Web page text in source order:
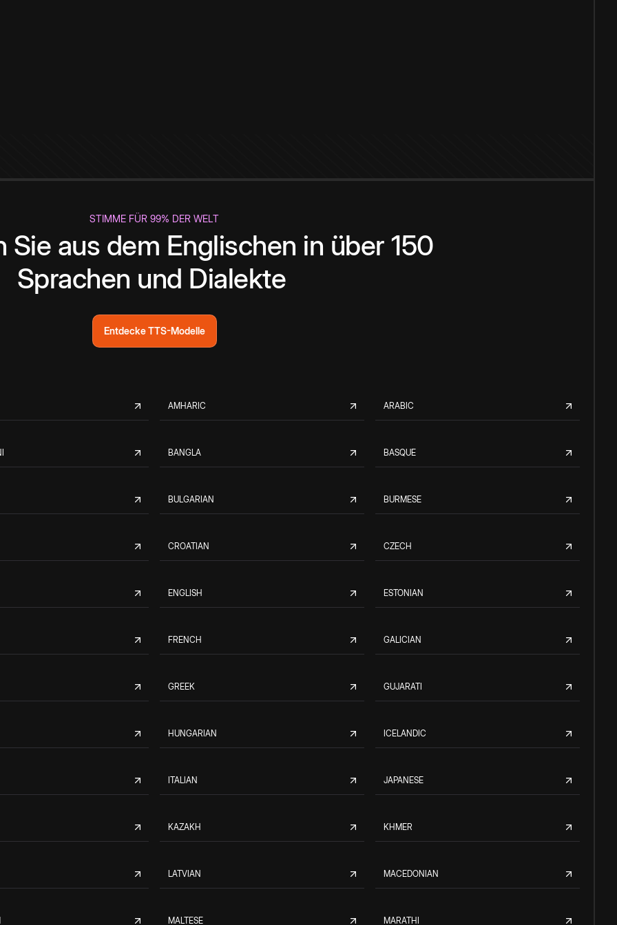
STIMME FÜR 99% DER WELT
Sie aus dem Englischen in über 150
Sprachen und Dialekte
Entdecke TTS-Modelle
AMHARIC ARABIC
BANGLA BASQUE
BULGARIAN BURMESE
CROATIAN CZECH
ENGLISH ESTONIAN
FRENCH GALICIAN
GREEK GUJARATI
HUNGARIAN ICELANDIC
ITALIAN JAPANESE
KAZAKH KHMER
LATVIAN MACEDONIAN
MALTESE MARATHI